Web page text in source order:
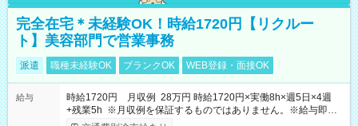
完全在宅＊未経験OK！時給1720円【リクルー
ト】美容部門で営業事務
派遣 職種未経験OK ブランクOK WEB登録・面接OK
給与
時給1720円 月収例 28万円 時給1720円×実働8h×週5日×4週
+残業5h ※月収例を保証するものではありません。※給与即受
取りサービス利用可（利用条件有）